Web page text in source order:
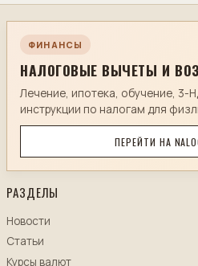
ФИНАНСЫ
НАЛОГОВЫЕ ВЫЧЕТЫ И
Лечение, ипотека, обучение, 3-
инструкции по налогам для
ПЕРЕЙТИ НА
РАЗДЕЛЫ
Новости
Статьи
Курсы валют